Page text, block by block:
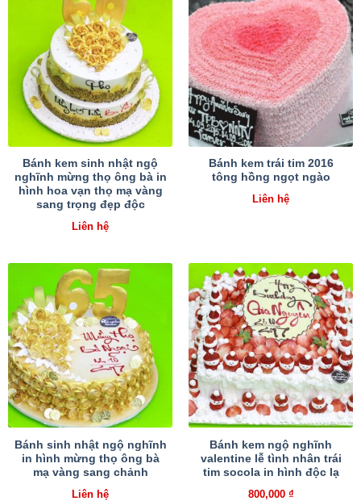
Bánh kem sinh nhật ngộ
nghĩnh mừng thọ ông bà in
hình hoa vạn thọ mạ vàng
sang trọng đẹp độc
Liên hệ
Bánh kem trái tim 2016
tông hồng ngọt ngào
Liên hệ
Bánh sinh nhật ngộ nghĩnh
in hình mừng thọ ông bà
mạ vàng sang chảnh
Liên hệ
Bánh kem ngộ nghĩnh
valentine lễ tình nhân trái
tim socola in hình độc lạ
800,000 ₫